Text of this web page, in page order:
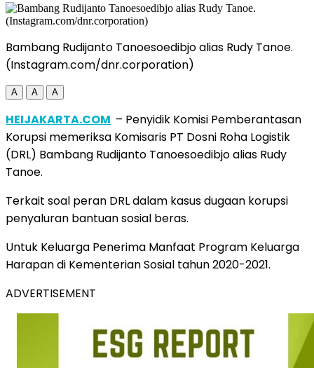
Bambang Rudijanto Tanoesoedibjo alias Rudy Tanoe.
(Instagram.com/dnr.corporation)
A A A
HEIJAKARTA.COM – Penyidik Komisi Pemberantasan
Korupsi memeriksa Komisaris PT Dosni Roha Logistik
(DRL) Bambang Rudijanto Tanoesoedibjo alias Rudy
Tanoe.
Terkait soal peran DRL dalam kasus dugaan korupsi
penyaluran bantuan sosial beras.
Untuk Keluarga Penerima Manfaat Program Keluarga
Harapan di Kementerian Sosial tahun 2020-2021.
ADVERTISEMENT